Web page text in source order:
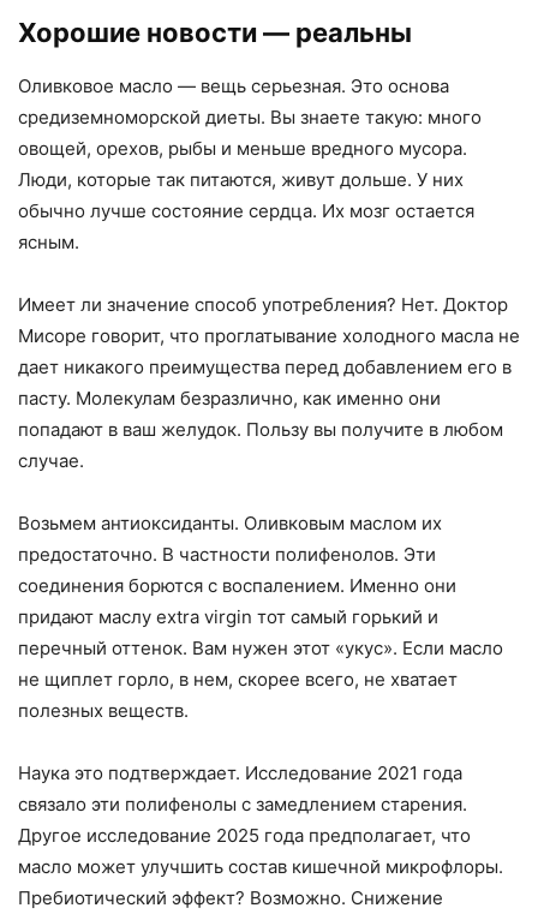
Хорошие новости — реальны
Оливковое масло — вещь серьезная. Это основа
средиземноморской диеты. Вы знаете такую: много
овощей, орехов, рыбы и меньше вредного мусора.
Люди, которые так питаются, живут дольше. У них
обычно лучше состояние сердца. Их мозг остается
ясным.
Имеет ли значение способ употребления? Нет. Доктор
Мисоре говорит, что проглатывание холодного масла не
дает никакого преимущества перед добавлением его в
пасту. Молекулам безразлично, как именно они
попадают в ваш желудок. Пользу вы получите в любом
случае.
Возьмем антиоксиданты. Оливковым маслом их
предостаточно. В частности полифенолов. Эти
соединения борются с воспалением. Именно они
придают маслу extra virgin тот самый горький и
перечный оттенок. Вам нужен этот «укус». Если масло
не щиплет горло, в нем, скорее всего, не хватает
полезных веществ.
Наука это подтверждает. Исследование 2021 года
связало эти полифенолы с замедлением старения.
Другое исследование 2025 года предполагает, что
масло может улучшить состав кишечной микрофлоры.
Пребиотический эффект? Возможно. Снижение